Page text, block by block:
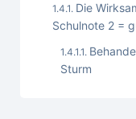
Die
Schulnote 2 =
Sturm